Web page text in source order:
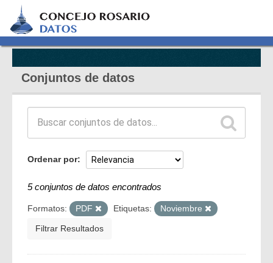
Conjuntos de datos
Ordenar por
5 conjuntos de datos encontrados
Formatos: PDF Etiquetas: Noviembre
Filtrar Resultados